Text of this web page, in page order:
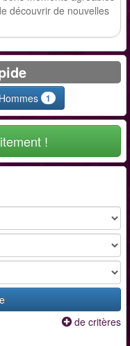
découvrir de nouvelles
Hommes 1
!
de critères